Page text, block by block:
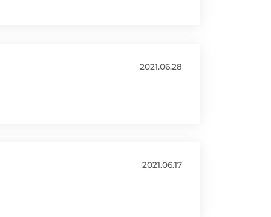
2021.06.28
2021.06.17